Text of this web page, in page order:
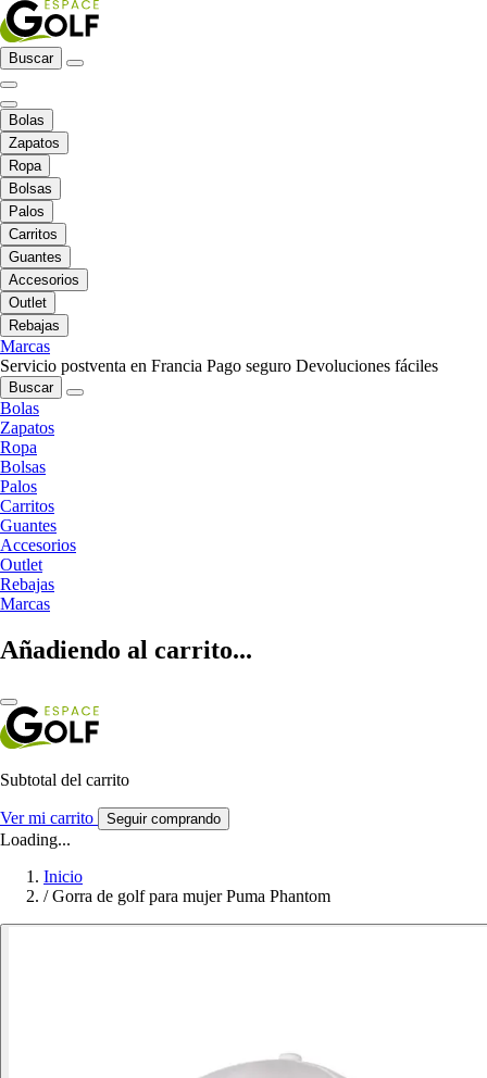
Buscar
Bolas
Zapatos
Ropa
Bolsas
Palos
Carritos
Guantes
Accesorios
Outlet
Rebajas
Marcas
Servicio postventa en Francia Pago seguro Devoluciones fáciles
Buscar
Bolas
Zapatos
Ropa
Bolsas
Palos
Carritos
Guantes
Accesorios
Outlet
Rebajas
Marcas
Añadiendo al carrito...
Subtotal del carrito
Ver mi carrito Seguir comprando
Loading...
Inicio
/ Gorra de golf para mujer Puma Phantom